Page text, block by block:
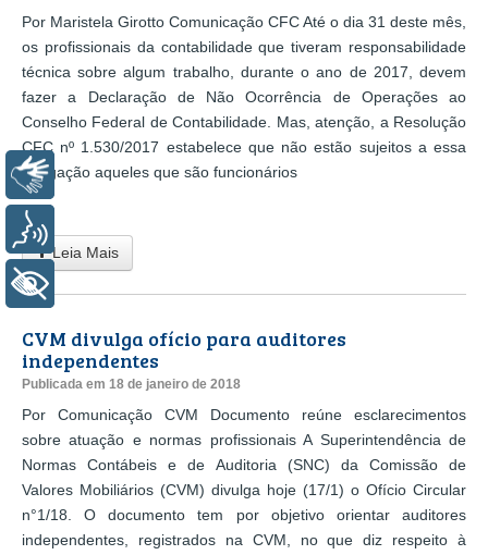
Por Maristela Girotto Comunicação CFC Até o dia 31 deste mês,
os profissionais da contabilidade que tiveram responsabilidade
técnica sobre algum trabalho, durante o ano de 2017, devem
fazer a Declaração de Não Ocorrência de Operações ao
Conselho Federal de Contabilidade. Mas, atenção, a Resolução
CFC nº 1.530/2017 estabelece que não estão sujeitos a essa
obrigação aqueles que são funcionários
...
Leia Mais
CVM divulga ofício para auditores
independentes
Publicada em 18 de janeiro de 2018
Por Comunicação CVM Documento reúne esclarecimentos
sobre atuação e normas profissionais A Superintendência de
Normas Contábeis e de Auditoria (SNC) da Comissão de
Valores Mobiliários (CVM) divulga hoje (17/1) o Ofício Circular
n°1/18. O documento tem por objetivo orientar auditores
independentes, registrados na CVM, no que diz respeito à
Libras